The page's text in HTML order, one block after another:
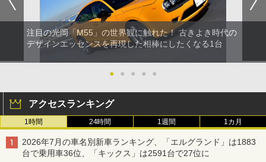
注目の光岡「M55」の世界観に触れた！ 古きよき時代の
デザインエッセンスを再現した相棒にしたくなる1台
● ● ● ● ●
アクセスランキング
1時間 24時間 1週間 1カ月
2026年7月の車名別新車ランキング、「エルグランド」は1883
台で乗用車36位、「キックス」は2591台で27位に